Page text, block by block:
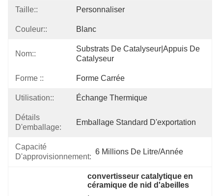
Taille:: Personnaliser
Couleur:: Blanc
Nom::
Substrats De Catalyseur|appuis De
Catalyseur
Forme :: Forme Carrée
Utilisation:: Échange Thermique
Détails
D'emballage:
Emballage Standard D'exportation
Capacité
D'approvisionnement:
6 Millions De Litre/année
convertisseur catalytique en
céramique de nid d'abeilles
,